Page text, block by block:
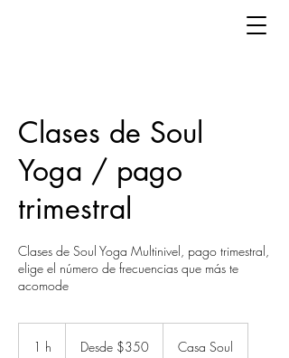
Clases de Soul
Yoga / pago
trimestral
Clases de Soul Yoga Multinivel, pago trimestral,
elige el número de frecuencias que más te
acomode
1 h
pesosDesde $350 Casa Soul